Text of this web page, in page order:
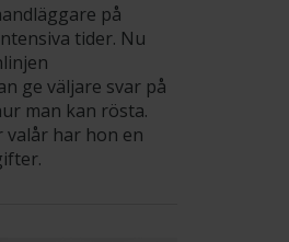
på
tider. Nu
ge väljare svar på
man kan rösta.
valår har hon en